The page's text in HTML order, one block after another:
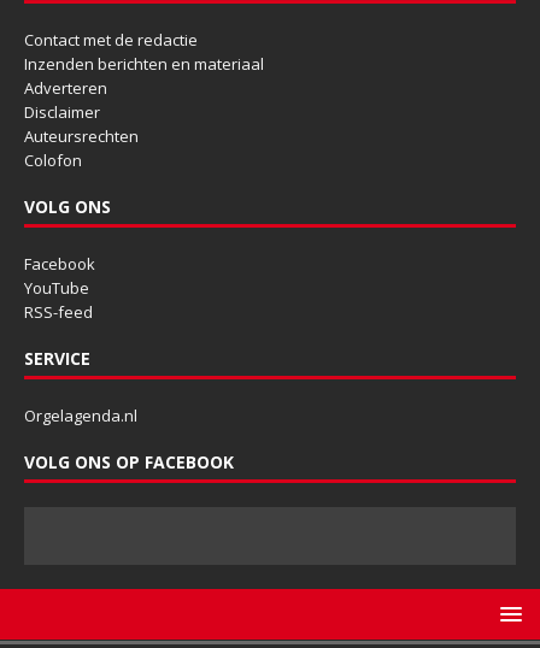
Contact met de redactie
Inzenden berichten en materiaal
Adverteren
Disclaimer
Auteursrechten
Colofon
VOLG ONS
Facebook
YouTube
RSS-feed
SERVICE
Orgelagenda.nl
VOLG ONS OP FACEBOOK